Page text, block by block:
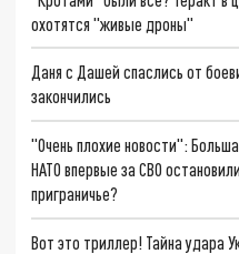
охотятся "живые дроны"
Даня с Дашей спаслись от
закончились
"Очень плохие новости":
НАТО впервые за СВО
приграничье?
Вот это триллер! Тайна удара